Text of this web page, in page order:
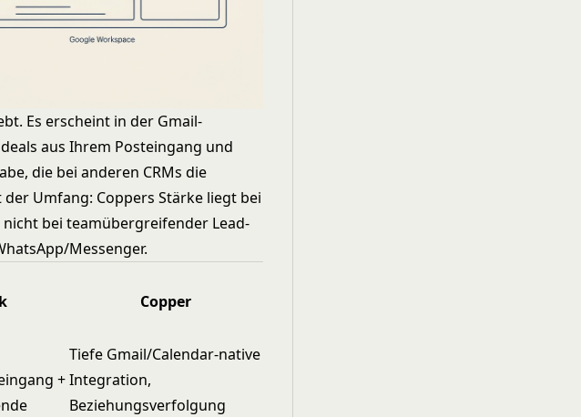
Es erscheint in der Gmail-
aus Ihrem Posteingang und
die bei anderen CRMs die
Umfang: Coppers Stärke liegt bei
bei teamübergreifender Lead-
Messenger.
Copper
+
Tiefe Gmail/Calendar-native
Integration,
Beziehungsverfolgung